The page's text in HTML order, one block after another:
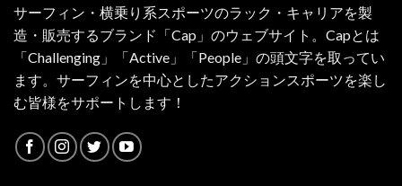
サーフィン・横乗り系スポーツのラック・キャリアを製
造・販売するブランド「Cap」のウェブサイト。Capとは
「Challenging」「Active」「People」の頭文字を取ってい
ます。サーフィンを中心としたアクションスポーツを楽し
む皆様をサポートします！